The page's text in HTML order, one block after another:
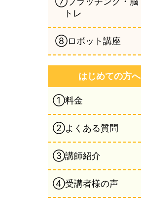
トレ
⑧ロボット講座
はじめての方へ
①料金
②よくある質問
③講師紹介
④受講者様の声